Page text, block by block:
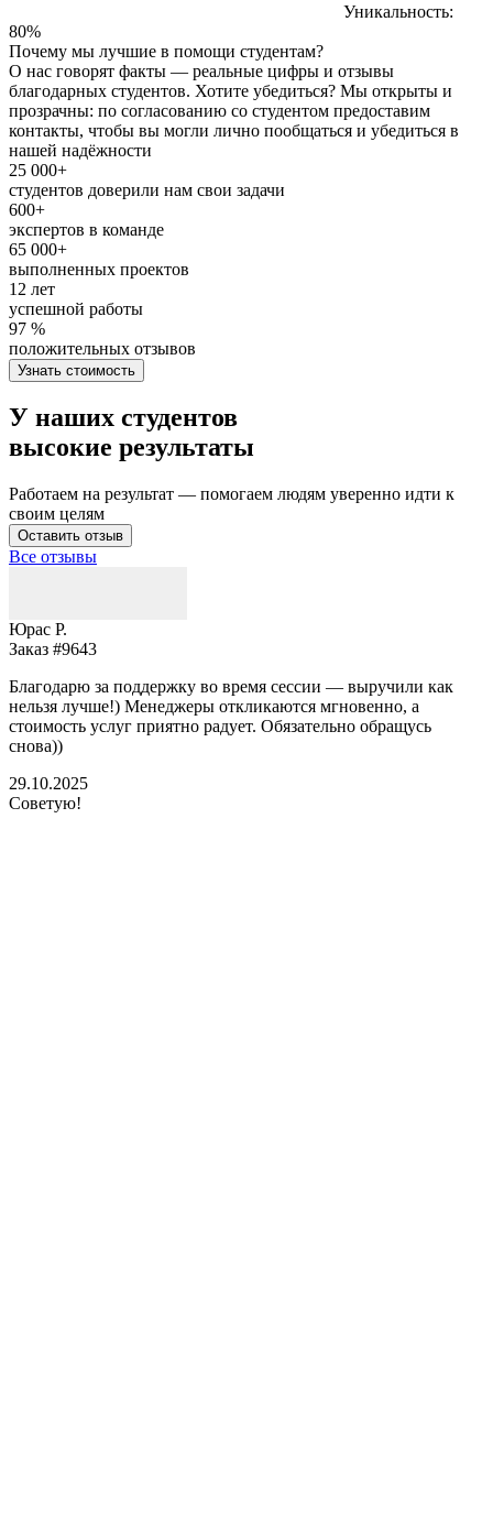
Уникальность:
80%
Почему мы лучшие в помощи студентам?
О нас говорят факты — реальные цифры и отзывы
благодарных студентов. Хотите убедиться? Мы открыты и
прозрачны: по согласованию со студентом предоставим
контакты, чтобы вы могли лично пообщаться и убедиться в
нашей надёжности
25 000+
студентов доверили нам свои задачи
600+
экспертов в команде
65 000+
выполненных проектов
12 лет
успешной работы
97 %
положительных отзывов
Узнать стоимость
У наших студентов
высокие результаты
Работаем на результат — помогаем людям уверенно идти к
своим целям
Оставить отзыв
Все отзывы
Юрас Р.
Заказ #9643
Благодарю за поддержку во время сессии — выручили как
нельзя лучше!) Менеджеры откликаются мгновенно, а
стоимость услуг приятно радует. Обязательно обращусь
снова))
29.10.2025
Советую!